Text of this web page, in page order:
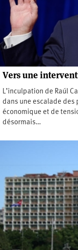
Vers une
L’inculpation de Raúl
dans une escalade des
économique et de
désormais…